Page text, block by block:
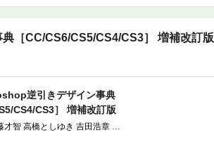
［CC/CS6/CS5/CS4/CS3］ 増補改訂版
逆引きデザイン事典
CS4/CS3］ 増補改訂版
才智 高橋としゆき 吉田浩章 浅